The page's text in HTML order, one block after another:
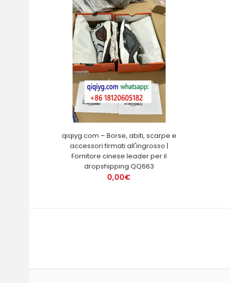
qiqiyg.com – Borse, abiti, scarpe e
accessori firmati all'ingrosso |
Fornitore cinese leader per il
dropshipping QQ663
0,00€